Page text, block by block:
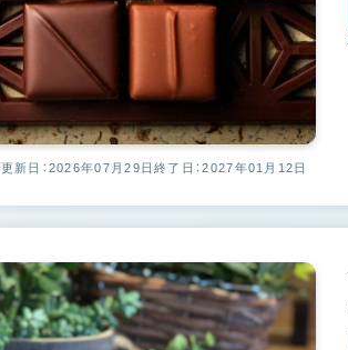
更新日：2026年07月29日終了日：2027年01月12日